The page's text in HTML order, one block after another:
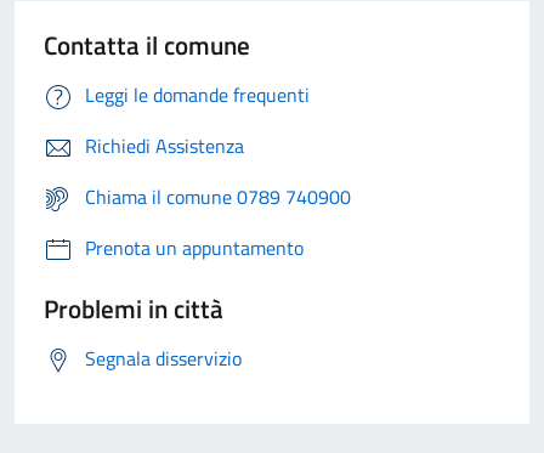
Contatta il comune
Leggi le domande frequenti
Richiedi Assistenza
Chiama il comune 0789 740900
Prenota un appuntamento
Problemi in città
Segnala disservizio